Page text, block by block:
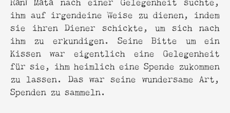
ihm auf irgendeine Weise zu dienen, indem
sie ihren Diener schickte, um sich nach
ihm zu erkundigen. Seine Bitte um ein
Kissen war eigentlich eine Gelegenheit
für sie, ihm heimlich eine Spende zukommen
zu lassen. Das war seine wundersame Art,
Spenden zu sammeln.